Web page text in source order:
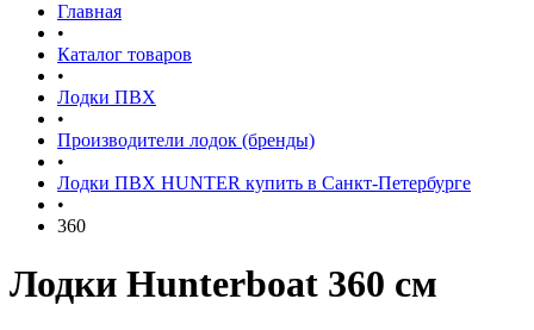
Главная
•
Каталог товаров
•
Лодки ПВХ
•
Производители лодок (бренды)
•
Лодки ПВХ HUNTER купить в Санкт-Петербурге
•
360
Лодки Hunterboat 360 см